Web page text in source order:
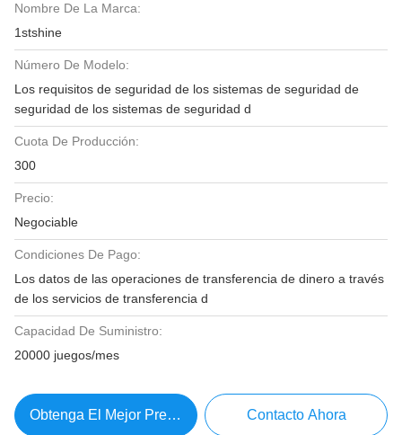
Nombre De La Marca:
1stshine
Número De Modelo:
Los requisitos de seguridad de los sistemas de seguridad de
seguridad de los sistemas de seguridad d
Cuota De Producción:
300
Precio:
Negociable
Condiciones De Pago:
Los datos de las operaciones de transferencia de dinero a través
de los servicios de transferencia d
Capacidad De Suministro:
20000 juegos/mes
Obtenga El Mejor Precio Contacto Ahora